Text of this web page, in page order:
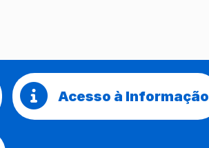
Acesso à Informação